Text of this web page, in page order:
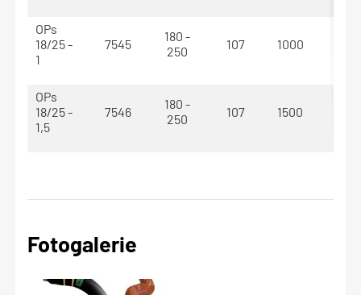
OPs
18/25 -
1
7545
180 -
250
107 1000
OPs
18/25 -
1,5
7546
180 -
250
107 1500
Fotogalerie